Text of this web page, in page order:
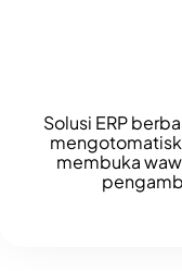
Solusi ERP
membuka